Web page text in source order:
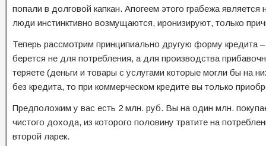
попали в долговой капкан. Апогеем этого грабежа
люди инстинктивно возмущаются, иронизируют, только
Теперь рассмотрим принципиально другую форму кредита
берется не для потребления, а для производства
теряете (деньги и товары с услугами которые могли бы на
без кредита, то при коммерческом кредите вы только
Предположим у вас есть 2 млн. руб. Вы на один млн.
чистого дохода, из которого половину тратите на
второй ларек.